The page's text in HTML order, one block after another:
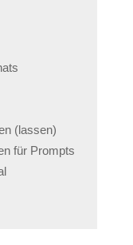
(lassen)
für Prompts